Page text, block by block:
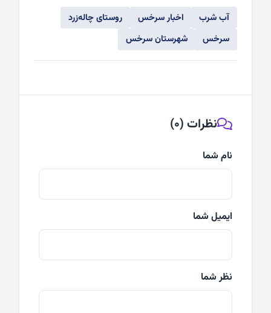
آب شرب اخبار سرخس
روستای چاله‌زرد
سرخس
شهرستان سرخس
نظرات (0)
نام شما
ایمیل شما
نظر شما